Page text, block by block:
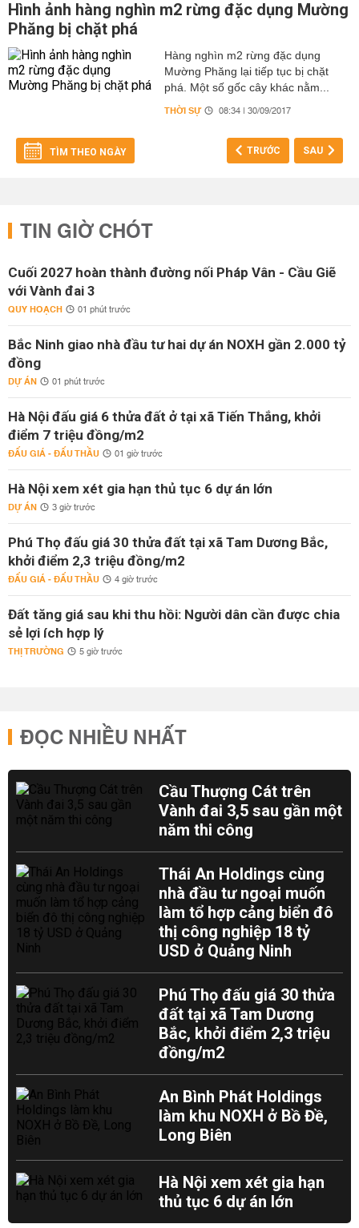
Hình ảnh hàng nghìn m2 rừng đặc dụng Mường
Phăng bị chặt phá
Hàng nghìn m2 rừng đặc dụng
Mường Phăng lại tiếp tục bị chặt
phá. Một số gốc cây khác nằm...
THỜI SỰ 08:34 | 30/09/2017
TÌM THEO NGÀY TRƯỚC SAU
TIN GIỜ CHÓT
Cuối 2027 hoàn thành đường nối Pháp Vân - Cầu Giẽ
với Vành đai 3
QUY HOẠCH 01 phút trước
Bắc Ninh giao nhà đầu tư hai dự án NOXH gần 2.000 tỷ
đồng
DỰ ÁN 01 phút trước
Hà Nội đấu giá 6 thửa đất ở tại xã Tiến Thắng, khởi
điểm 7 triệu đồng/m2
ĐẤU GIÁ - ĐẤU THẦU 01 giờ trước
Hà Nội xem xét gia hạn thủ tục 6 dự án lớn
DỰ ÁN 3 giờ trước
Phú Thọ đấu giá 30 thửa đất tại xã Tam Dương Bắc,
khởi điểm 2,3 triệu đồng/m2
ĐẤU GIÁ - ĐẤU THẦU 4 giờ trước
Đất tăng giá sau khi thu hồi: Người dân cần được chia
sẻ lợi ích hợp lý
THỊ TRƯỜNG 5 giờ trước
ĐỌC NHIỀU NHẤT
Cầu Thượng Cát trên
Vành đai 3,5 sau gần một
năm thi công
Thái An Holdings cùng
nhà đầu tư ngoại muốn
làm tổ hợp cảng biển đô
thị công nghiệp 18 tỷ
USD ở Quảng Ninh
Phú Thọ đấu giá 30 thửa
đất tại xã Tam Dương
Bắc, khởi điểm 2,3 triệu
đồng/m2
An Bình Phát Holdings
làm khu NOXH ở Bồ Đề,
Long Biên
Hà Nội xem xét gia hạn
thủ tục 6 dự án lớn